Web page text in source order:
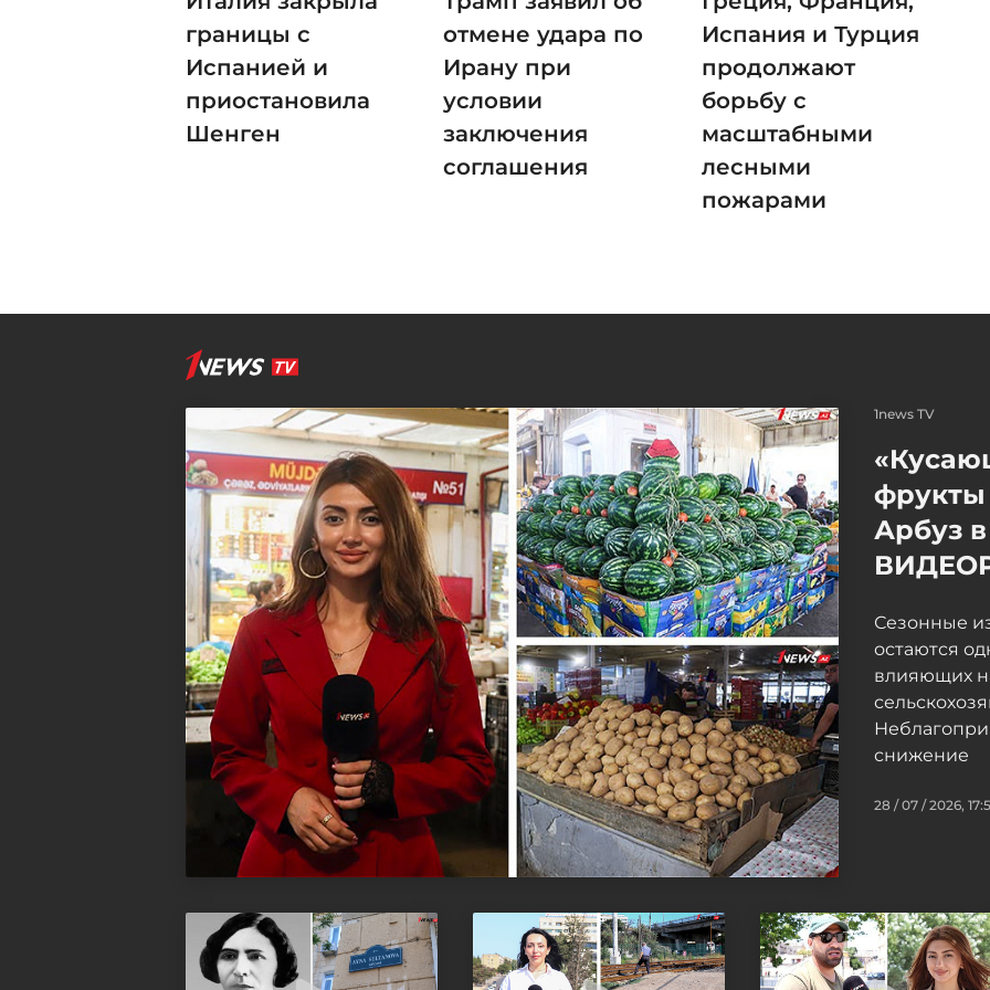
границы с
Испанией и
приостановила
Шенген
отмене удара по
Ирану при
условии
заключения
соглашения
Испания и Турция
продолжают
борьбу с
масштабными
лесными
пожарами
1news TV
Арбуз
Сезонные
остаются
влияющих
снижение
28 / 07 / 2026,